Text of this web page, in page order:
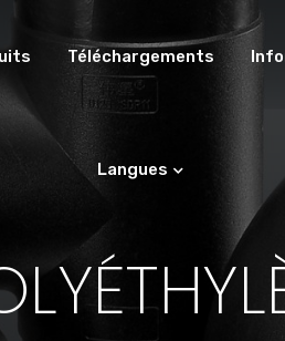
Téléchargements
Langues